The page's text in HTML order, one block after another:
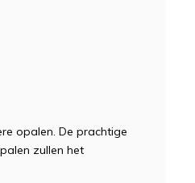
opalen. De prachtige
zullen het